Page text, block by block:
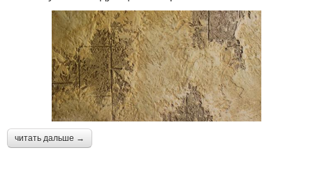
читать дальше →